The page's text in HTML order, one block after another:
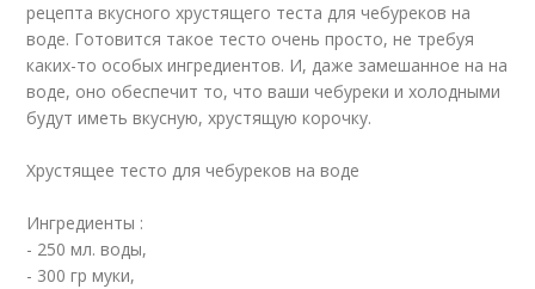
рецепта вкусного хрустящего теста для чебуреков на
воде. Готовится такое тесто очень просто, не требуя
каких-то особых ингредиентов. И, даже замешанное на на
воде, оно обеспечит то, что ваши чебуреки и холодными
будут иметь вкусную, хрустящую корочку.
Хрустящее тесто для чебуреков на воде
Ингредиенты :
- 250 мл. воды,
- 300 гр муки,